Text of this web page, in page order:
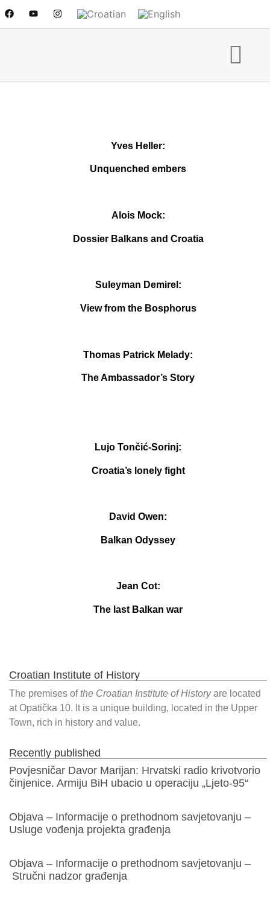
Yves Heller:
Unquenched embers
Alois Mock:
Dossier Balkans and Croatia
Suleyman Demirel:
View from the Bosphorus
Thomas Patrick Melady:
The Ambassador’s Story
Lujo Tončić-Sorinj:
Croatia’s lonely fight
David Owen:
Balkan Odyssey
Jean Cot:
The last Balkan war
Croatian Institute of History
The premises ofthe Croatian Institute of Historyare located
at Opatička 10. It is a unique building, located in the Upper
Town, rich in history and value.
Recently published
Povjesničar Davor Marijan: Hrvatski radio krivotvorio
činjenice. Armiju BiH ubacio u operaciju „Ljeto-95“
Objava – Informacije o prethodnom savjetovanju –
Usluge vođenja projekta građenja
Objava – Informacije o prethodnom savjetovanju –
Stručni nadzor građenja